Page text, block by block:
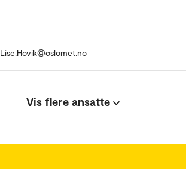
Lise.Hovik@oslomet.no
Vis flere ansatte